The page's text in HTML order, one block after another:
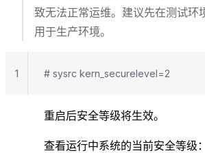
致无法正常运维。建议先在测试环
用于生产环境。
# sysrc kern_securelevel=2
1
重启后安全等级将生效。
查看运行中系统的当前安全等级：